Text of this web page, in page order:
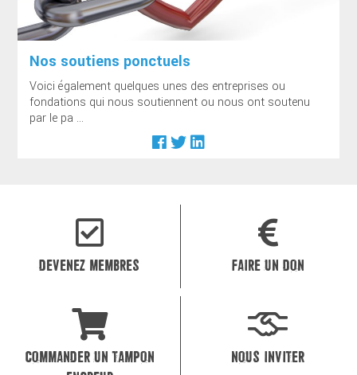
Nos soutiens ponctuels
Voici également quelques unes des entreprises ou
fondations qui nous soutiennent ou nous ont soutenu
par le pa ...
DEVENEZ MEMBRES FAIRE UN DON
COMMANDER UN TAMPON
NOUS INVITER